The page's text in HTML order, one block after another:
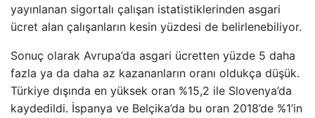
yayınlanan sigortalı çalışan istatistiklerinden asgari
ücret alan çalışanların kesin yüzdesi de belirlenebiliyor.
Sonuç olarak Avrupa’da asgari ücretten yüzde 5 daha
fazla ya da daha az kazananların oranı oldukça düşük.
Türkiye dışında en yüksek oran %15,2 ile Slovenya’da
kaydedildi. İspanya ve Belçika’da bu oran 2018’de %1’in